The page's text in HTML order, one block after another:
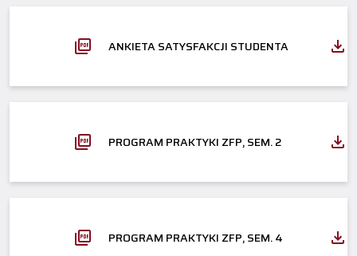
ANKIETA SATYSFAKCJI STUDENTA
PROGRAM PRAKTYKI ZFP, SEM. 2
PROGRAM PRAKTYKI ZFP, SEM. 4